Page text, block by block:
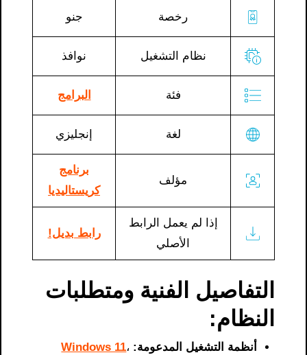
رخصة جنو
نظام التشغيل نوافذ
فئة البرامج
لغة إنجليزي
مؤلف
برنامج
كريستاليديا
إذا لم يعمل الرابط
الأصلي
رابط بديل!
التفاصيل الفنية ومتطلبات
النظام:
أنظمة التشغيل المدعومة: Windows 11،